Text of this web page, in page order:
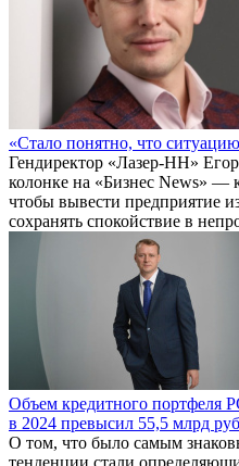
«Стало понятно, что
Гендиректор «Лазер-НН»
колонке на «Бизнес News» —
чтобы вывести предприятие
сохранять спокойствие в
Объем кредитного портфеля
в 2024 превысил 55,5 млрд
О том, что было самым
тенденции стали